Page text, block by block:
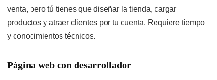
venta, pero tú tienes que diseñar la tienda, cargar
productos y atraer clientes por tu cuenta. Requiere tiempo
y conocimientos técnicos.
Página web con desarrollador